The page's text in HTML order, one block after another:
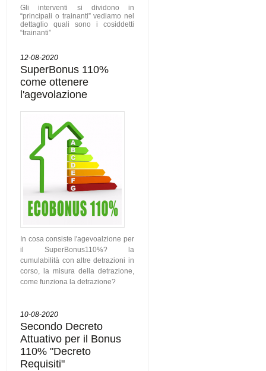
Gli interventi si dividono in
“principali o trainanti” vediamo nel
dettaglio quali sono i cosiddetti
“trainanti”
12-08-2020
SuperBonus 110%
come ottenere
l'agevolazione
In cosa consiste l'agevoalzione per
il SuperBonus110%? la
cumulabilità con altre detrazioni in
corso, la misura della detrazione,
come funziona la detrazione?
10-08-2020
Secondo Decreto
Attuativo per il Bonus
110% "Decreto
Requisiti"